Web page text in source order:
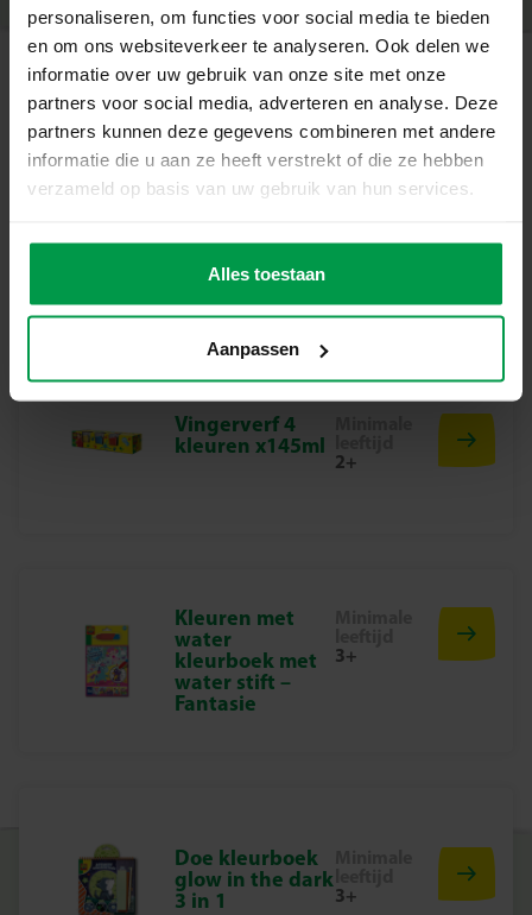
personaliseren, om functies voor social media te bieden
en om ons websiteverkeer te analyseren. Ook delen we
informatie over uw gebruik van onze site met onze
partners voor social media, adverteren en analyse. Deze
partners kunnen deze gegevens combineren met andere
informatie die u aan ze heeft verstrekt of die ze hebben
verzameld op basis van uw gebruik van hun services.
Alles toestaan
Aanpassen
Officiële Harry Potter thema knutselset
Eenvoudig en ontspannend: stickers plakken volgens het
patroon
Stimuleert concentratie, fijne motoriek en creativiteit
Geen lijm nodig, direct aan de slag
Creëer Je Eigen Magische Mozaïeken
Met de glinsterende diamantstickers versier je de
geliefde personages. Terwijl je elke sticker plakt, ontstaat
er een schitterend kunstwerk dat je met trots kunt
bewaren of cadeau kunt doen.
Aan de slag!
Gerelateerde producten
Plakkaatverf
3+
Vingerverf 4
kleuren x145ml
2+
Kleuren met
water
kleurboek met
water stift –
Fantasie
3+
Doe kleurboek
glow in the dark
3 in 1
3+